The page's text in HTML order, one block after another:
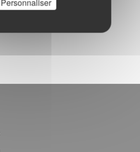
Personnaliser